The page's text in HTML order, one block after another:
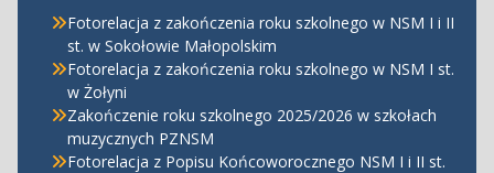
Fotorelacja z zakończenia roku szkolnego w NSM I i II
st. w Sokołowie Małopolskim
Fotorelacja z zakończenia roku szkolnego w NSM I st.
w Żołyni
Zakończenie roku szkolnego 2025/2026 w szkołach
muzycznych PZNSM
Fotorelacja z Popisu Końcoworocznego NSM I i II st.